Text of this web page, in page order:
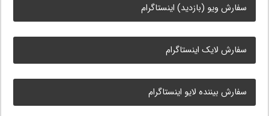
سفارش ویو (بازدید) اینستاگرام
سفارش لایک اینستاگرام
سفارش بیننده لایو اینستاگرام